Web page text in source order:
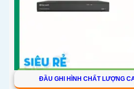
ĐẦU GHI HÌNH CHẤT LƯỢNG